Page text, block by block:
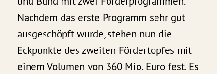
Nachdem das erste Programm sehr gut
ausgeschöpft wurde, stehen nun die
Eckpunkte des zweiten Fördertopfes mit
einem Volumen von 360 Mio. Euro fest. Es